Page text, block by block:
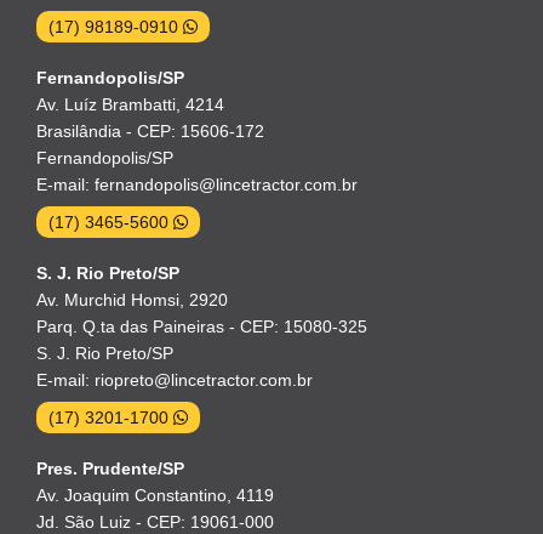
(17) 98189-0910
Fernandopolis/SP
Av. Luíz Brambatti, 4214
Brasilândia - CEP: 15606-172
Fernandopolis/SP
E-mail: fernandopolis@lincetractor.com.br
(17) 3465-5600
S. J. Rio Preto/SP
Av. Murchid Homsi, 2920
Parq. Q.ta das Paineiras - CEP: 15080-325
S. J. Rio Preto/SP
E-mail: riopreto@lincetractor.com.br
(17) 3201-1700
Pres. Prudente/SP
Av. Joaquim Constantino, 4119
Jd. São Luiz - CEP: 19061-000